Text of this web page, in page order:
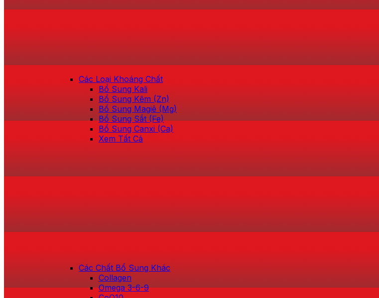
Các Loại Khoáng Chất
Bổ Sung Kali
Bổ Sung Kẽm (Zn)
Bổ Sung Magiê (Mg)
Bổ Sung Sắt (Fe)
Bổ Sung Canxi (Ca)
Xem Tất Cả
Các Chất Bổ Sung Khác
Collagen
Omega 3-6-9